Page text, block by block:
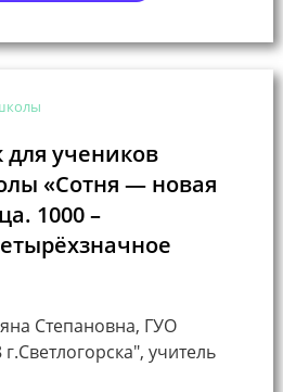
учеников
«Сотня — новая
1000 –
Степановна, ГУО
учитель